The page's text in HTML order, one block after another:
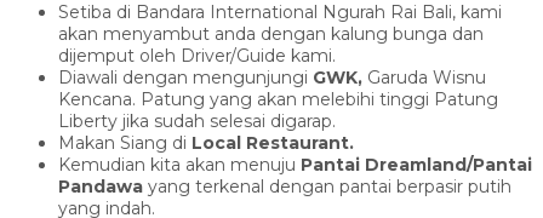
Setiba di Bandara International Ngurah Rai Bali, kami
akan menyambut anda dengan kalung bunga dan
dijemput oleh Driver/Guide kami.
Diawali dengan mengunjungi GWK, Garuda Wisnu
Kencana. Patung yang akan melebihi tinggi Patung
Liberty jika sudah selesai digarap.
Makan Siang di Local Restaurant.
Kemudian kita akan menuju Pantai Dreamland/Pantai
Pandawa yang terkenal dengan pantai berpasir putih
yang indah.